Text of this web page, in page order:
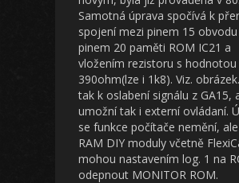
Samotná úprava spočívá k
spojení mezi pinem 15 obvodu
pinem 20 paměti ROM IC21 a
vložením rezistoru s hodnotou
390ohm(lze i 1k8). Viz.
tak k oslabení signálu z GA15,
umožní tak i externí ovládaní.
se funkce počítače nemění,
RAM DIY moduly včetně
mohou nastavením log. 1 na
odepnout MONITOR ROM.